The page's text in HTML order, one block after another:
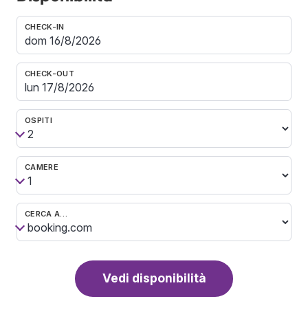
CHECK-IN
CHECK-OUT
OSPITI
CAMERE
CERCA A…
Vedi disponibilità